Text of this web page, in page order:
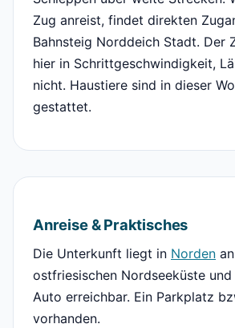
Zug anreist, findet direkten
Bahnsteig Norddeich Stadt. Der
hier in Schrittgeschwindigkeit,
nicht. Haustiere sind in dieser
gestattet.
Anreise & Praktisches
Die Unterkunft liegt in Norden
ostfriesischen Nordseeküste
Auto erreichbar. Ein Parkplatz
vorhanden.